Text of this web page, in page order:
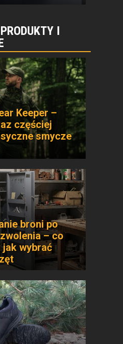
I
Keeper –
częściej
smycze
broni po
– co
jak wybrać